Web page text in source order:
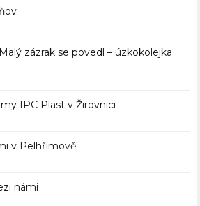
zázrak se povedl – úzkokolejka
IPC Plast v Žirovnici
v Pelhřimově
námi